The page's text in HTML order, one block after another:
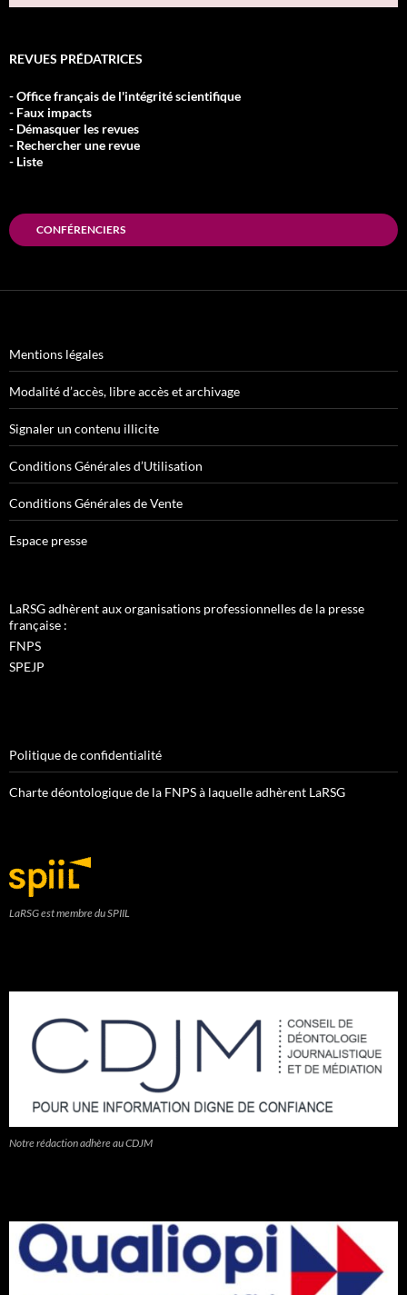
REVUES PRÉDATRICES
- Office français de l'intégrité scientifique
- Faux impacts
- Démasquer les revues
- Rechercher une revue
- Liste
CONFÉRENCIERS
Mentions légales
Modalité d’accès, libre accès et archivage
Signaler un contenu illicite
Conditions Générales d’Utilisation
Conditions Générales de Vente
Espace presse
LaRSG adhèrent aux organisations professionnelles de la presse
française :
FNPS
SPEJP
Politique de confidentialité
Charte déontologique de la FNPS à laquelle adhèrent LaRSG
LaRSG est membre du SPIIL
Notre rédaction adhère au CDJM